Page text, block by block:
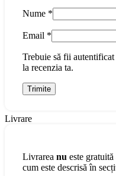
Nume *
Email *
Trebuie să fii
la recenzia ta.
Livrare
Livrarea nu este
cum este descrisă în